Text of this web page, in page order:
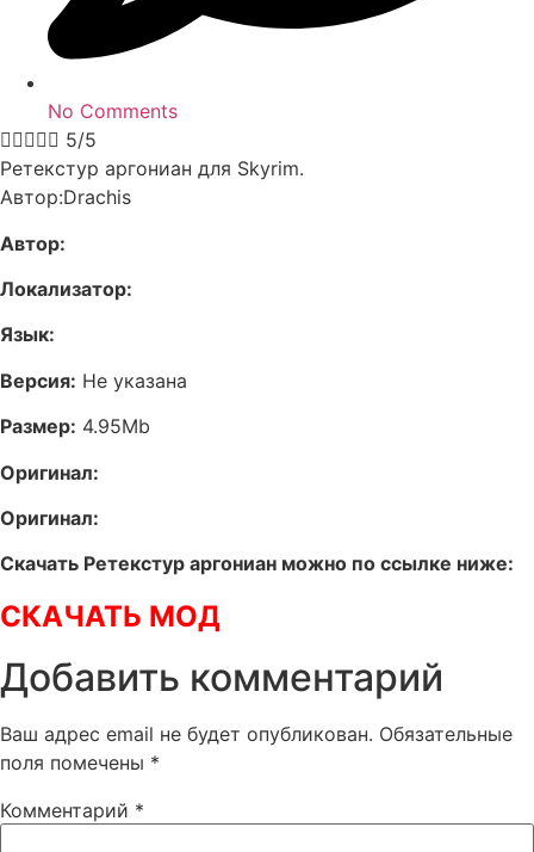
No Comments
 5/5
Ретекстур аргониан для Skyrim.
Автор:Drachis
Автор:
Локализатор:
Язык:
Версия: Не указана
Размер: 4.95Mb
Оригинал:
Оригинал:
Скачать Ретекстур аргониан можно по ссылке ниже:
СКАЧАТЬ МОД
Добавить комментарий
Ваш адрес email не будет опубликован. Обязательные
поля помечены *
Комментарий *